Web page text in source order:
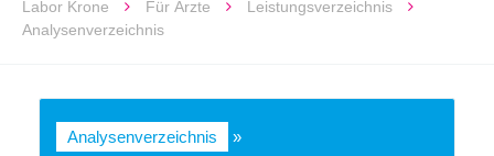
Labor Krone Für Ärzte
Leistungsverzeichnis
Analysenverzeichnis
Analysenverzeichnis »